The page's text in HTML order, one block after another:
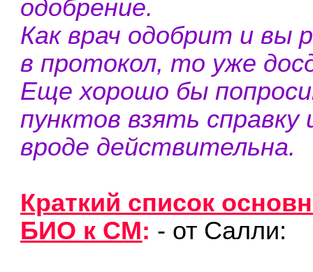
одобрение.
Как врач одобрит и вы
в протокол, то уже
Еще хорошо бы
пунктов взять справку
вроде действительна.
Краткий список
БИО к СМ: - от Салли: